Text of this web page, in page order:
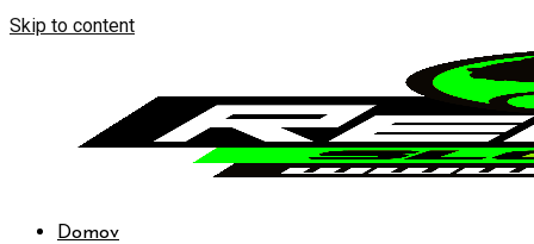
Skip to content
Domov